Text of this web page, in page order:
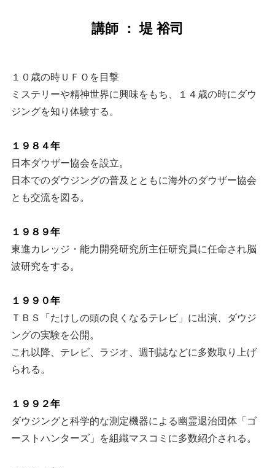
講師 ： 堤 裕司
１０歳の時ＵＦＯを目撃
ミステリーや精神世界に興味をもち、１４歳の時にダウ
ジングを知り体験する。
１９８４年
日本ダウザー協会を設立。
日本でのダウジングの普及とともに海外のダウザー協会
とも交流を図る。
１９８９年
東進カレッジ・能力開発研究所主任研究員に任命され脳
波研究をする。
１９９０年
ＴＢＳ「たけしの頭の良くなるテレビ」に出演、ダウジ
ングの実験を公開。
これ以降、テレビ、ラジオ、週刊誌などに多数取り上げ
られる。
１９９２年
ダウジングと科学的な測定機器による幽霊退治団体「ゴ
ーストハンターズ」を組織マスコミに多数紹介される。